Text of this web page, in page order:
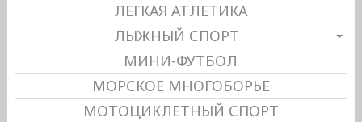
ЛЕГКАЯ АТЛЕТИКА
ЛЫЖНЫЙ СПОРТ
МИНИ-ФУТБОЛ
МОРСКОЕ МНОГОБОРЬЕ
МОТОЦИКЛЕТНЫЙ СПОРТ